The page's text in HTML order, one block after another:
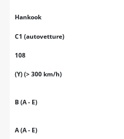
Hankook
C1 (autovetture)
108
(Y) (> 300 km/h)
B (A - E)
A (A - E)